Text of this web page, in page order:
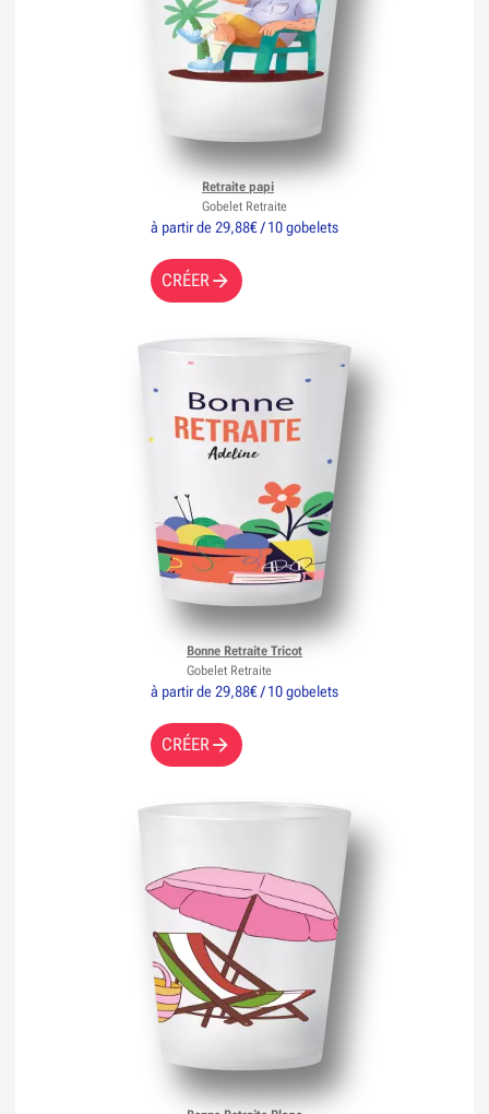
à partir de 29,88€ / 10 gobelets
CRÉER
Retraite papi
Gobelet Retraite
à partir de 29,88€ / 10 gobelets
CRÉER
Bonne Retraite Tricot
Gobelet Retraite